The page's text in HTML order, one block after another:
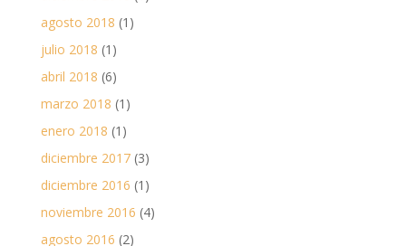
agosto 2018 (1)
julio 2018 (1)
abril 2018 (6)
marzo 2018 (1)
enero 2018 (1)
diciembre 2017(3)
diciembre 2016 (1)
noviembre 2016 (4)
agosto 2016 (2)